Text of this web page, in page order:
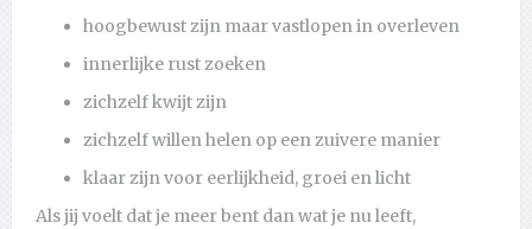
hoogbewust zijn maar vastlopen in overleven
innerlijke rust zoeken
zichzelf kwijt zijn
zichzelf willen helen op een zuivere manier
klaar zijn voor eerlijkheid, groei en licht
Als jij voelt dat je meer bent dan wat je nu leeft,